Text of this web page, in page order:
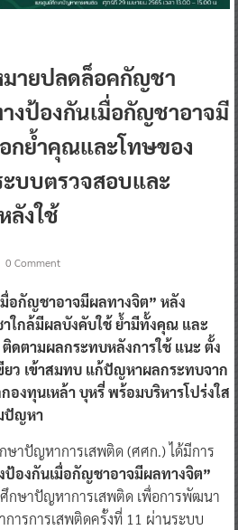
ายปลดล็อคกัญชา
งป้องกันเมื่อกัญชาอาจมี
กย้ำคุณและโทษของ
บบตรวจสอบและ
ลังใช้
0 Comment
อกัญชาอาจมีผลทางจิต” หลัง
ใกล้มีผลบังคับใช้ ย้ำมีทั้งคุณ และ
ดตามผลกระทบหลังการใช้ แนะ ตั้ง
ยว เข้าสมทบ แก้ปัญหาผลกระทบจาก
องทุนเหล้า บุหรี่ พร้อมบริหารโปร่งใส
ปัญหา
ษาปัญหาการเสพติด (ศศก.) ได้มีการ
ป้องกันเมื่อกัญชาอาจมีผลทางจิต”
กษาปัญหาการเสพติด เพื่อการพัฒนา
ารการเสพติดครั้งที่ 11 ผ่านระบบ